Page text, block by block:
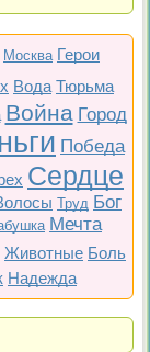
Москва Герои
Вода Тюрьма
Война Город
Победа
Сердце
Труд Бог
Мечта
Животные Боль
Надежда